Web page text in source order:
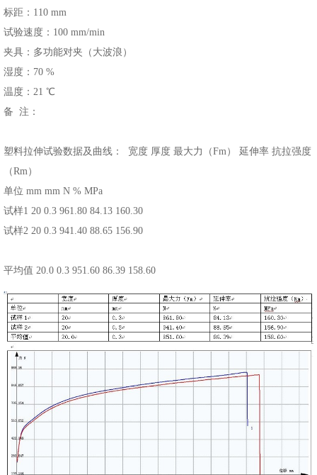
标距：110 mm
试验速度：100 mm/min
夹具：多功能对夹（大波浪）
湿度：70 %
温度：21 ℃
备 注：
塑料拉伸试验数据及曲线： 宽度 厚度 最大力（Fm） 延伸率 抗拉强度
（Rm）
单位 mm mm N % MPa
试样1 20 0.3 961.80 84.13 160.30
试样2 20 0.3 941.40 88.65 156.90
平均值 20.0 0.3 951.60 86.39 158.60